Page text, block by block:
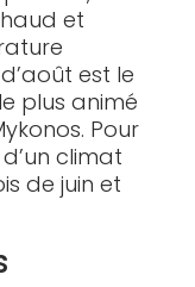
et
est le
plus animé
Pour
climat
de juin et